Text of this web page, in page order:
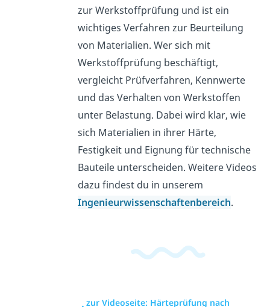
zur Werkstoffprüfung und ist ein
wichtiges Verfahren zur Beurteilung
von Materialien. Wer sich mit
Werkstoffprüfung beschäftigt,
vergleicht Prüfverfahren, Kennwerte
und das Verhalten von Werkstoffen
unter Belastung. Dabei wird klar, wie
sich Materialien in ihrer Härte,
Festigkeit und Eignung für technische
Bauteile unterscheiden. Weitere Videos
dazu findest du in unserem
Ingenieurwissenschaftenbereich.
zur Videoseite: Härteprüfung nach